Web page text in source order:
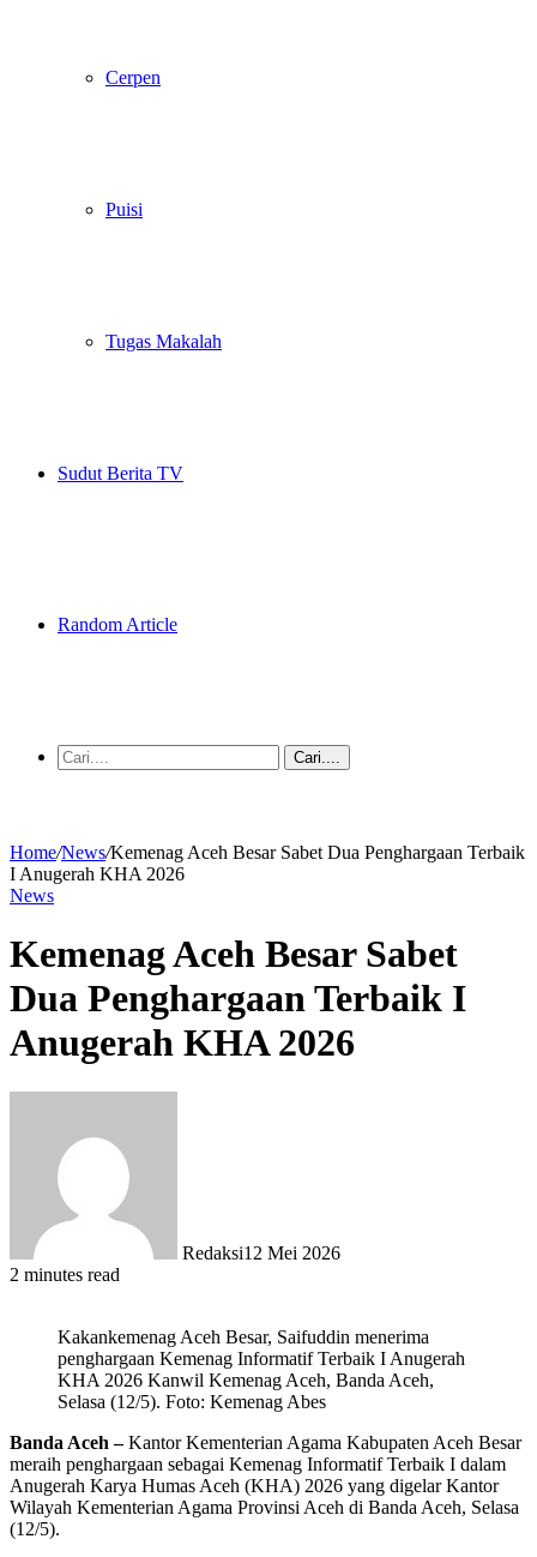
Cerpen
Puisi
Tugas Makalah
Sudut Berita TV
Random Article
Cari....
Home/News/Kemenag Aceh Besar Sabet Dua Penghargaan Terbaik
I Anugerah KHA 2026
News
Kemenag Aceh Besar Sabet
Dua Penghargaan Terbaik I
Anugerah KHA 2026
Redaksi12 Mei 2026
2 minutes read
Kakankemenag Aceh Besar, Saifuddin menerima
penghargaan Kemenag Informatif Terbaik I Anugerah
KHA 2026 Kanwil Kemenag Aceh, Banda Aceh,
Selasa (12/5). Foto: Kemenag Abes
Banda Aceh –Kantor Kementerian Agama Kabupaten Aceh Besar
meraih penghargaan sebagai Kemenag Informatif Terbaik I dalam
Anugerah Karya Humas Aceh (KHA) 2026 yang digelar Kantor
Wilayah Kementerian Agama Provinsi Aceh di Banda Aceh, Selasa
(12/5).